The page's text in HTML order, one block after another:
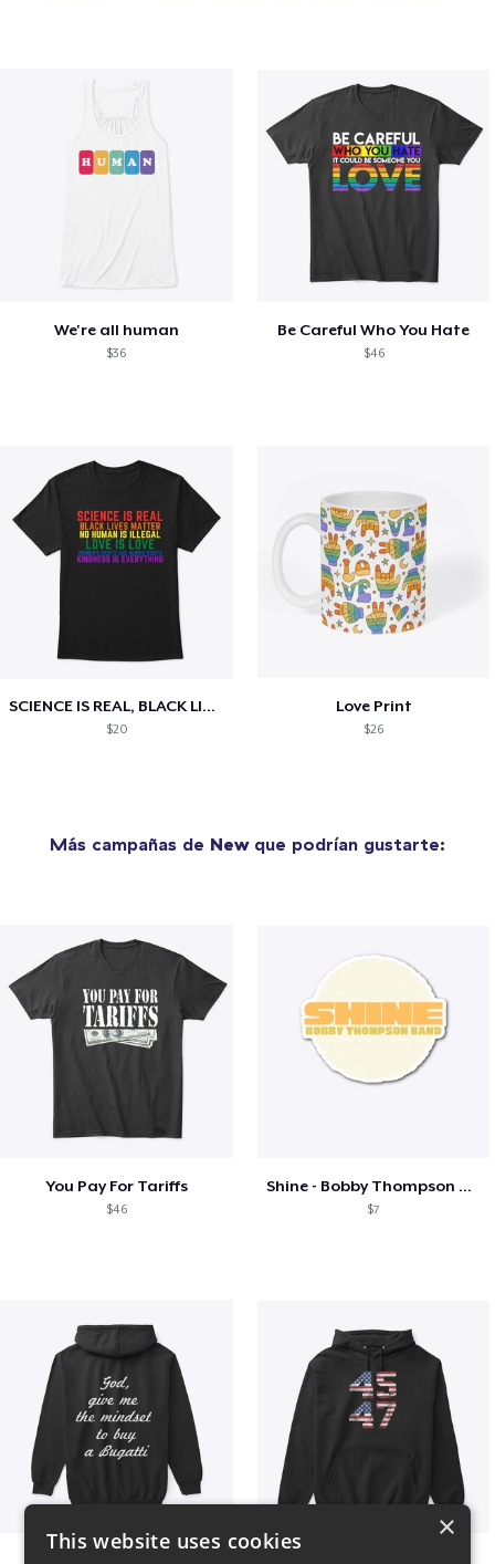
We're all human
$36
Be Careful Who You Hate
$46
SCIENCE IS REAL, BLACK LIVES MATTER
$20
Love Print
$26
Más campañas de Newque podrían gustarte:
You Pay For Tariffs
$46
Shine - Bobby Thompson Band Merch
$7
×
This website uses cookies